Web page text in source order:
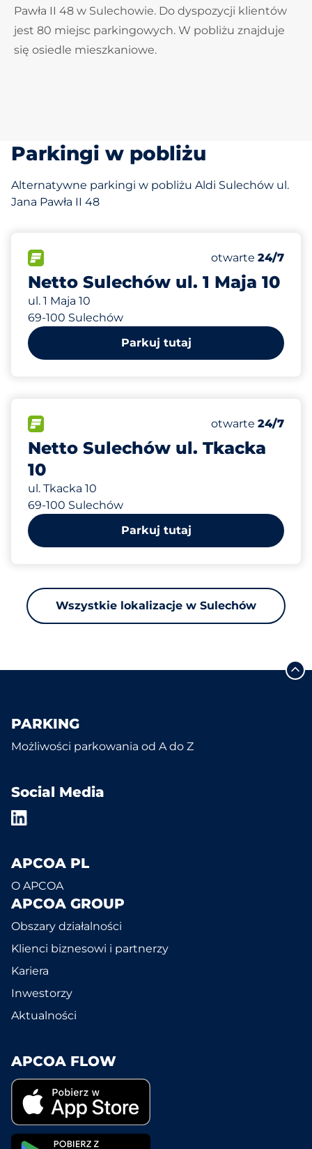
Pawła II 48 w Sulechowie. Do dyspozycji klientów
jest 80 miejsc parkingowych. W pobliżu znajduje
się osiedle mieszkaniowe.
Parkingi w pobliżu
Alternatywne parkingi w pobliżu Aldi Sulechów ul.
Jana Pawła II 48
Netto Sulechów ul. 1 Maja 10
ul. 1 Maja 10
69-100 Sulechów
Liczba miejsc
Całkowita
Piątek
otwarte 24/7
427 m
Parkuj tutaj
Netto Sulechów ul. Tkacka
10
ul. Tkacka 10
69-100 Sulechów
Liczba miejsc
Całkowita
Piątek
otwarte 24/7
666 m
Parkuj tutaj
Wszystkie lokalizacje w Sulechów
PARKING
Możliwości parkowania od A do Z
Social Media
APCOA PL
O APCOA
APCOA GROUP
Obszary działalności
Klienci biznesowi i partnerzy
Kariera
Inwestorzy
Aktualności
APCOA FLOW